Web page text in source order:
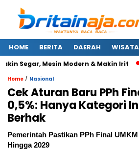
HOME BERITA DAERAH WISATA
Segar, Mesin Modern & Makin Irit
Home / Nasional
Cek Aturan Baru PPh
0,5%: Hanya Kategori
Berhak
Pemerintah Pastikan PPh Final
Hingga 2029